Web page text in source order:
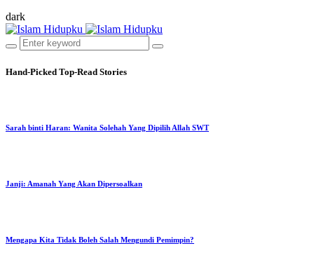
dark
Hand-Picked Top-Read Stories
Sarah binti Haran: Wanita Solehah Yang Dipilih Allah SWT
Janji: Amanah Yang Akan Dipersoalkan
Mengapa Kita Tidak Boleh Salah Mengundi Pemimpin?